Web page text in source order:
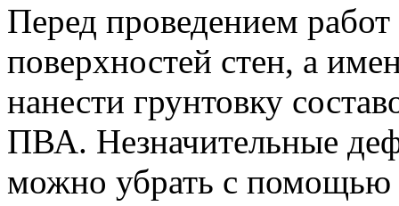
Перед проведением работ
поверхностей стен, а
нанести грунтовку
ПВА. Незначительные
можно убрать с помощью